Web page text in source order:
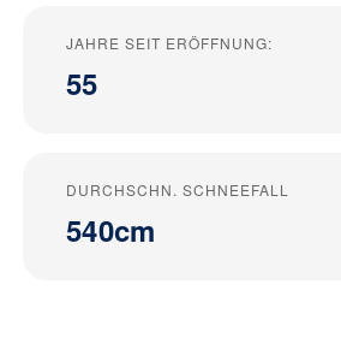
JAHRE SEIT ERÖFFNUNG:
55
DURCHSCHN. SCHNEEFALL
540cm